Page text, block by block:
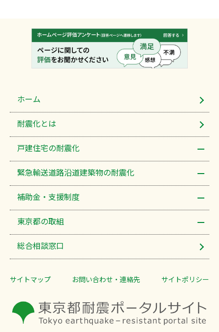
ホーム
耐震化​とは
戸建住宅の耐震化
緊急輸送道路沿道建築物の耐震化
補助金・支援制度
東京都の取組
総合相談窓口
サイトマップ お問い合わせ・連絡先 サイトポリシー